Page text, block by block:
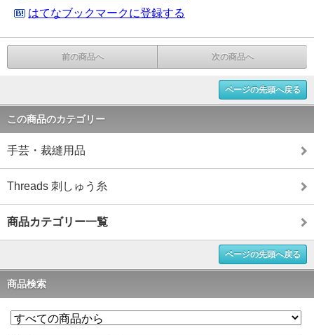
はてなブックマークに登録する
前の商品へ 次の商品へ
ページの先頭へ戻る
この商品のカテゴリー
手芸・裁縫用品
Threads 刺しゅう糸
商品カテゴリー一覧
ページの先頭へ戻る
商品検索